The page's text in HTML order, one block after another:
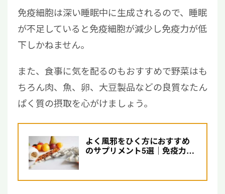
免疫細胞は深い睡眠中に生成されるので、睡眠
が不足していると免疫細胞が減少し免疫力が低
下しかねません。
また、食事に気を配るのもおすすめで野菜はも
ちろん肉、魚、卵、大豆製品などの良質なたん
ぱく質の摂取を心がけましょう。
よく風邪をひく方におすすめ
のサプリメント5選｜免疫力を